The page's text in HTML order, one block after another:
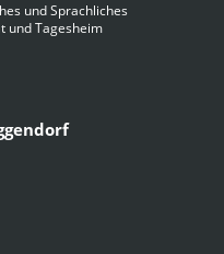
und Sprachliches
und Tagesheim